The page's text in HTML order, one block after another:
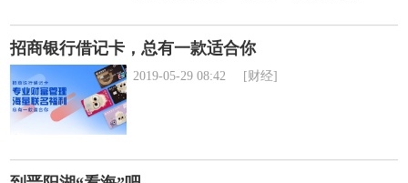
招商银行借记卡，总有一款适合你
2019-05-29 08:42 [财经]